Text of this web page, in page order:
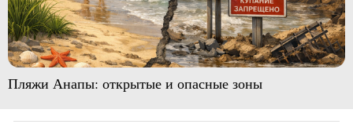
Пляжи Анапы: открытые и опасные зоны